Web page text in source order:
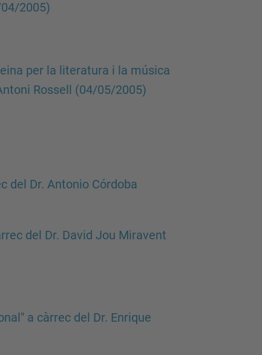
2005)
per la literatura i la música
Rossell (04/05/2005)
del Dr. Antonio Córdoba
del Dr. David Jou Miravent
a càrrec del Dr. Enrique